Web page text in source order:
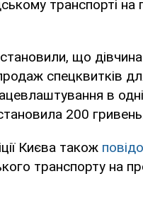
транспорті
що
спецквитків
в
200
Києва також
транспорту на